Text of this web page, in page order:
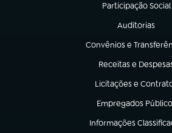
Participação Social
(abre em nova aba)
Auditorias
(abre em nova
Convênios e
(abre em nova aba)
Receitas e
(abre em nova aba)
Licitações e
(abre em nova aba)
Empregados
(abre em nova aba)
Informações
(abre em nova aba)